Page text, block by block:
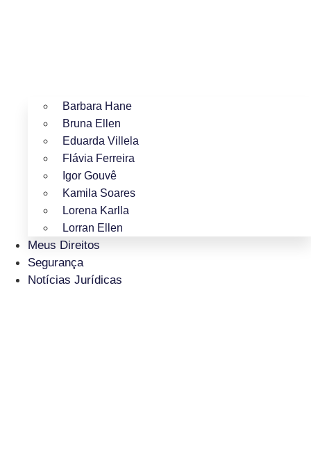
Barbara Hane
Bruna Ellen
Eduarda Villela
Flávia Ferreira
Igor Gouvê
Kamila Soares
Lorena Karlla
Lorran Ellen
Meus Direitos
Segurança
Notícias Jurídicas